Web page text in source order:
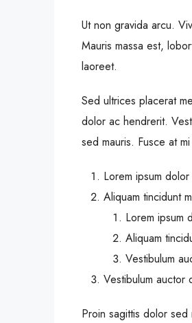
Ut non gravida arcu.
Mauris massa est,
laoreet.
Sed ultrices placerat
dolor ac hendrerit.
sed mauris. Fusce at
Lorem ipsum
Aliquam tincidunt
Lorem ipsum
Aliquam
Vestibulum
Vestibulum auctor
Proin sagittis dolor